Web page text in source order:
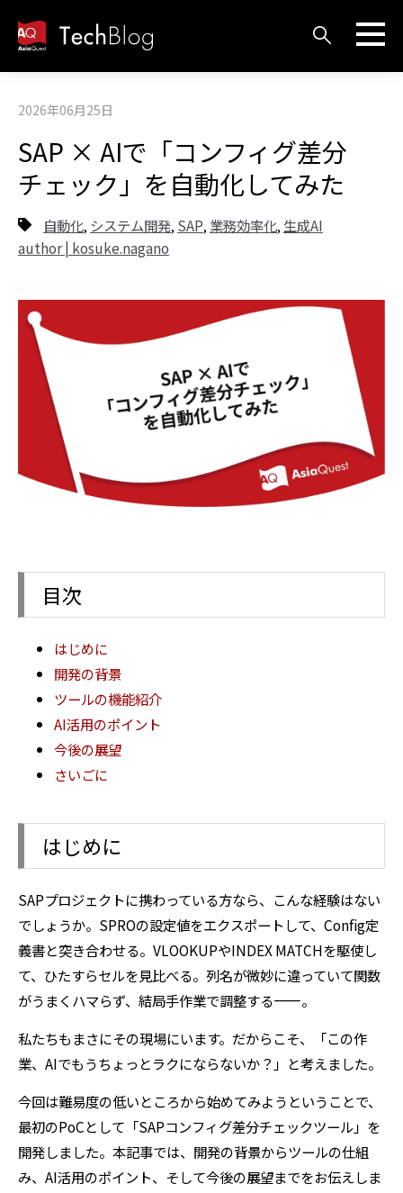
2026年06月25日
SAP × AIで「コンフィグ差分
チェック」を自動化してみた
自動化, システム開発, SAP, 業務効率化, 生成AI
author | kosuke.nagano
目次
はじめに
開発の背景
ツールの機能紹介
AI活用のポイント
今後の展望
さいごに
はじめに
SAPプロジェクトに携わっている方なら、こんな経験はない
でしょうか。SPROの設定値をエクスポートして、Config定
義書と突き合わせる。VLOOKUPやINDEX MATCHを駆使し
て、ひたすらセルを見比べる。列名が微妙に違っていて関数
がうまくハマらず、結局手作業で調整する――。
私たちもまさにその現場にいます。だからこそ、「この作
業、AIでもうちょっとラクにならないか？」と考えました。
今回は難易度の低いところから始めてみようということで、
最初のPoCとして「SAPコンフィグ差分チェックツール」を
開発しました。本記事では、開発の背景からツールの仕組
み、AI活用のポイント、そして今後の展望までをお伝えしま